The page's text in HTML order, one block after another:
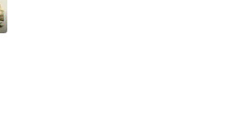
并炸毁24架敌机，最终在掩